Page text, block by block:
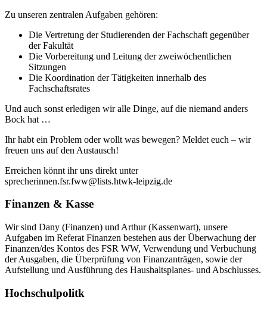
Zu unseren zentralen Aufgaben gehören:
Die Vertretung der Studierenden der Fachschaft gegenüber
der Fakultät
Die Vorbereitung und Leitung der zweiwöchentlichen
Sitzungen
Die Koordination der Tätigkeiten innerhalb des
Fachschaftsrates
Und auch sonst erledigen wir alle Dinge, auf die niemand anders
Bock hat …
Ihr habt ein Problem oder wollt was bewegen? Meldet euch – wir
freuen uns auf den Austausch!
Erreichen könnt ihr uns direkt unter
sprecherinnen.fsr.fww@lists.htwk-leipzig.de
Finanzen & Kasse
Wir sind Dany (Finanzen) und Arthur(Kassenwart), unsere
Aufgaben im Referat Finanzen bestehen aus der Überwachung der
Finanzen/des Kontos des FSR WW, Verwendung und Verbuchung
der Ausgaben, die Überprüfung von Finanzanträgen, sowie der
Aufstellung und Ausführung des Haushaltsplanes- und Abschlusses.
Hochschulpolitk